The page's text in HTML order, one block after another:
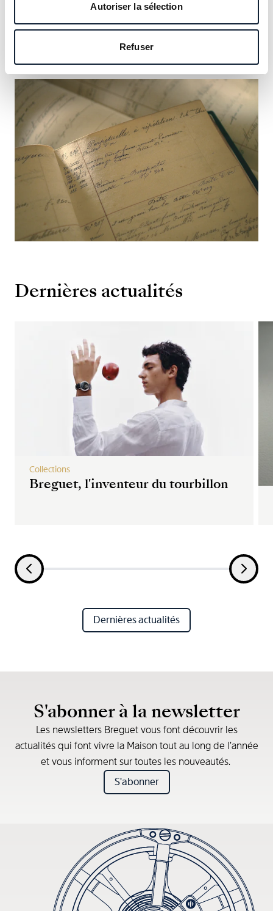
Autoriser la sélection
Refuser
notre héritage et saisissez l’occasion d’y inscrire le vôtre.
Dernières actualités
Breguet, l'inventeur du tourbillon
Collections
Dernières actualités
S'abonner à la newsletter
Les newsletters Breguet vous font découvrir les
actualités qui font vivre la Maison tout au long de l’année
et vous informent sur toutes les nouveautés.
S'abonner